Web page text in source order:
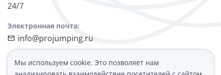
24/7
Электронная почта:
info@projumping.ru
Обрабатываем заказы, принимаем звонки, отвечаем в
мессенджерах:
Мы используем cookie. Это позволяет нам